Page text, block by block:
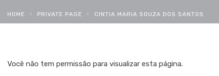
HOME PRIVATE PAGE CINTIA MARIA SOUZA DOS SANTOS
Você não tem permissão para visualizar esta página.